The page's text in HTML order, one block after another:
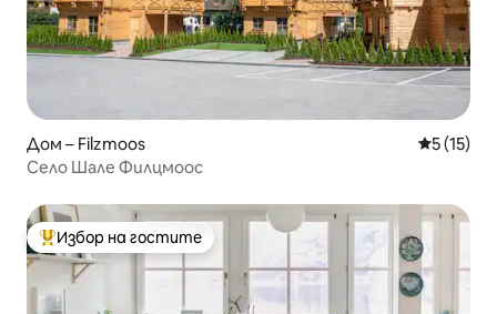
Дом – Filzmoos Средна
5 (15)
Село Шале Филцмоос
Най-популярен избор на гостите
Избор на гостите